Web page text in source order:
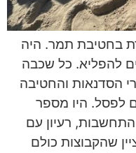
בחטיבת תמר. היה
להפליא. כל שכבה
הסדנאות והחטיבה
לפסל. היו מספר
התחשבות, רעיון עם
שהקבוצות כולם